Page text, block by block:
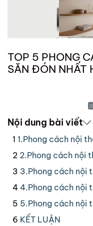
TOP 5 PHONG
SĂN ĐÓN NHẤT
Nội dung bài viết
1.Phong cách nội
2.Phong cách nội
3.Phong cách nội
4.Phong cách nội
5.Phong cách nội
KẾT LUẬN